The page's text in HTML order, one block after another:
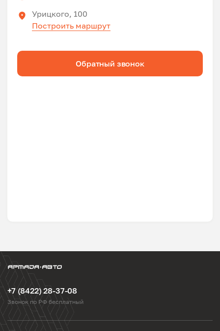
Урицкого, 100
Построить маршрут
Обратный звонок
+7 (8422) 28-37-08
Звонок по РФ бесплатный